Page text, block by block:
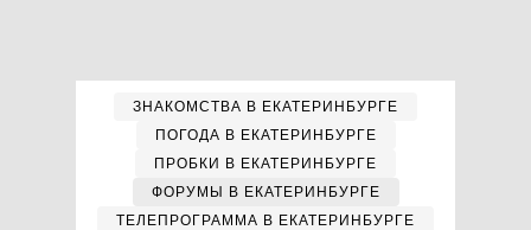
ЗНАКОМСТВА В ЕКАТЕРИНБУРГЕ
ПОГОДА В ЕКАТЕРИНБУРГЕ
ПРОБКИ В ЕКАТЕРИНБУРГЕ
ФОРУМЫ В ЕКАТЕРИНБУРГЕ
ТЕЛЕПРОГРАММА В ЕКАТЕРИНБУРГЕ